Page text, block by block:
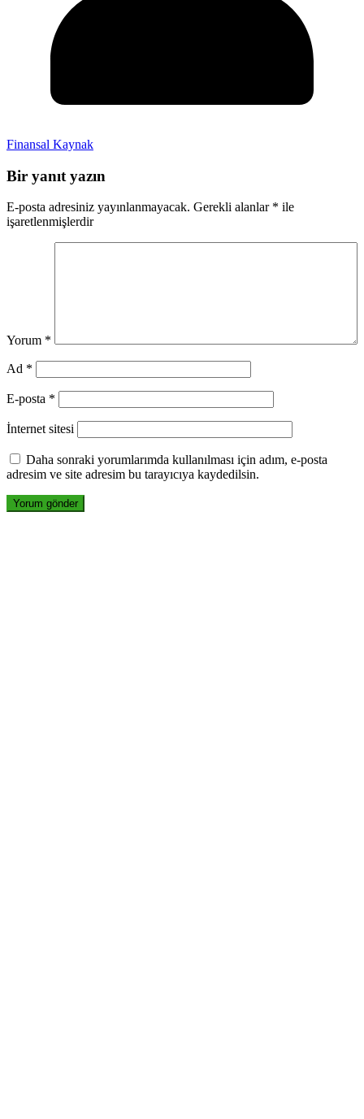
Finansal Kaynak
Bir yanıt yazın
E-posta adresiniz yayınlanmayacak. Gerekli alanlar * ile
işaretlenmişlerdir
Yorum *
Ad *
E-posta *
İnternet sitesi
Daha sonraki yorumlarımda kullanılması için adım, e-posta
adresim ve site adresim bu tarayıcıya kaydedilsin.